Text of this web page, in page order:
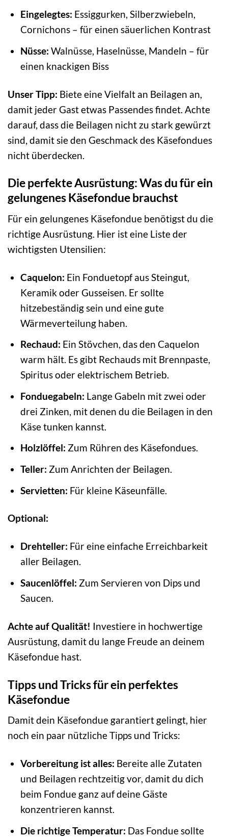
Eingelegtes: Essiggurken, Silberzwiebeln,
Cornichons – für einen säuerlichen Kontrast
Nüsse: Walnüsse, Haselnüsse, Mandeln – für
einen knackigen Biss
Unser Tipp: Biete eine Vielfalt an Beilagen an,
damit jeder Gast etwas Passendes findet. Achte
darauf, dass die Beilagen nicht zu stark gewürzt
sind, damit sie den Geschmack des Käsefondues
nicht überdecken.
Die perfekte Ausrüstung: Was du für ein
gelungenes Käsefondue brauchst
Für ein gelungenes Käsefondue benötigst du die
richtige Ausrüstung. Hier ist eine Liste der
wichtigsten Utensilien:
Caquelon: Ein Fonduetopf aus Steingut,
Keramik oder Gusseisen. Er sollte
hitzebeständig sein und eine gute
Wärmeverteilung haben.
Rechaud: Ein Stövchen, das den Caquelon
warm hält. Es gibt Rechauds mit Brennpaste,
Spiritus oder elektrischem Betrieb.
Fonduegabeln: Lange Gabeln mit zwei oder
drei Zinken, mit denen du die Beilagen in den
Käse tunken kannst.
Holzlöffel: Zum Rühren des Käsefondues.
Teller: Zum Anrichten der Beilagen.
Servietten: Für kleine Käseunfälle.
Optional:
Drehteller: Für eine einfache Erreichbarkeit
aller Beilagen.
Saucenlöffel: Zum Servieren von Dips und
Saucen.
Achte auf Qualität! Investiere in hochwertige
Ausrüstung, damit du lange Freude an deinem
Käsefondue hast.
Tipps und Tricks für ein perfektes
Käsefondue
Damit dein Käsefondue garantiert gelingt, hier
noch ein paar nützliche Tipps und Tricks:
Vorbereitung ist alles: Bereite alle Zutaten
und Beilagen rechtzeitig vor, damit du dich
beim Fondue ganz auf deine Gäste
konzentrieren kannst.
Die richtige Temperatur: Das Fondue sollte